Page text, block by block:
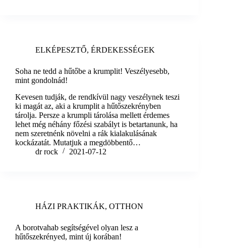
ELKÉPESZTŐ, ÉRDEKESSÉGEK
Soha ne tedd a hűtőbe a krumplit! Veszélyesebb,
mint gondolnád!
Kevesen tudják, de rendkívül nagy veszélynek teszi
ki magát az, aki a krumplit a hűtőszekrényben
tárolja. Persze a krumpli tárolása mellett érdemes
lehet még néhány főzési szabályt is betartanunk, ha
nem szeretnénk növelni a rák kialakulásának
kockázatát. Mutatjuk a megdöbbentő…
dr rock
2021-07-12
HÁZI PRAKTIKÁK, OTTHON
A borotvahab segítségével olyan lesz a
hűtőszekrényed, mint új korában!